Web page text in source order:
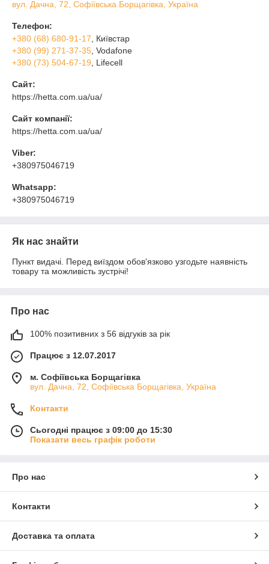
вул. Дачна, 72, Софіївська Борщагівка, Україна
Телефон:
+380 (68) 680-91-17 , Київстар
+380 (99) 271-37-35 , Vodafone
+380 (73) 504-67-19 , Lifecell
Сайт:
https://hetta.com.ua/ua/
Сайт компанії:
https://hetta.com.ua/ua/
Viber:
+380975046719
Whatsapp:
+380975046719
Як нас знайти
Пункт видачі. Перед виїздом обов'язково узгодьте наявність
товару та можливість зустрічі!
Про нас
100% позитивних з 56 відгуків за рік
Працює з 12.07.2017
м. Софіївська Борщагівка
вул. Дачна, 72, Софіївська Борщагівка, Україна
Контакти
Сьогодні працює з 09:00 до 15:30
Показати весь графік роботи
Про нас
Контакти
Доставка та оплата